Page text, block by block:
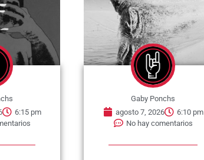
6:15 pm
Gaby Ponchs
agosto 7, 2026
6:10 pm
No hay comentarios